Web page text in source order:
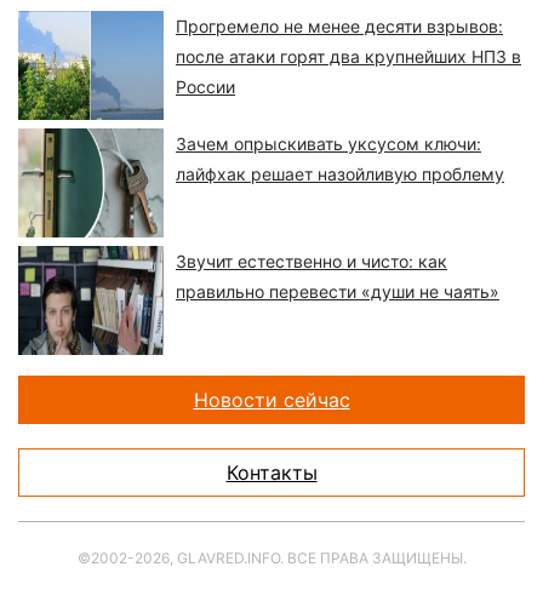
Прогремело не менее десяти взрывов:
после атаки горят два крупнейших НПЗ в
России
Зачем опрыскивать уксусом ключи:
лайфхак решает назойливую проблему
Звучит естественно и чисто: как
правильно перевести «души не чаять»
Новости сейчас
Контакты
©2002-2026, GLAVRED.INFO. ВСЕ ПРАВА ЗАЩИЩЕНЫ.